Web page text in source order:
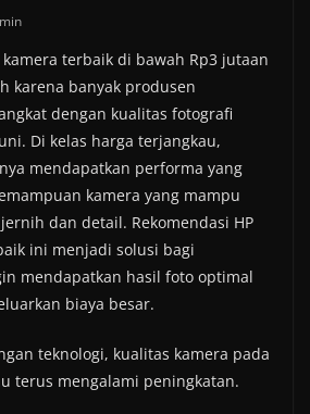
terbaik di bawah Rp3 jutaan
karena banyak produsen
dengan kualitas fotografi
Di kelas harga terjangkau,
mendapatkan performa yang
kamera yang mampu
dan detail. Rekomendasi HP
ini menjadi solusi bagi
mendapatkan hasil foto optimal
biaya besar.
teknologi, kualitas kamera pada
terus mengalami peningkatan.